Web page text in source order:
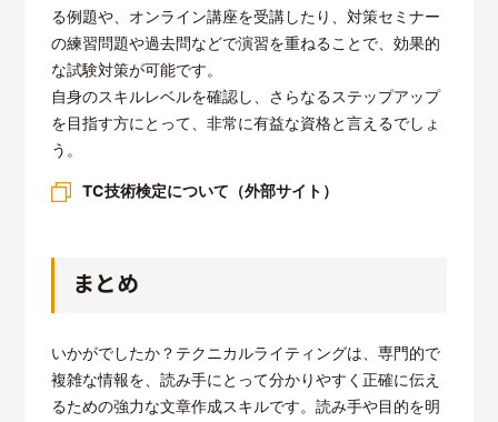
る例題や、オンライン講座を受講したり、対策セミナー
の練習問題や過去問などで演習を重ねることで、効果的
な試験対策が可能です。
自身のスキルレベルを確認し、さらなるステップアップ
を目指す方にとって、非常に有益な資格と言えるでしょ
う。
TC技術検定について（外部サイト）
まとめ
いかがでしたか？テクニカルライティングは、専門的で
複雑な情報を、読み手にとって分かりやすく正確に伝え
るための強力な文章作成スキルです。読み手や目的を明